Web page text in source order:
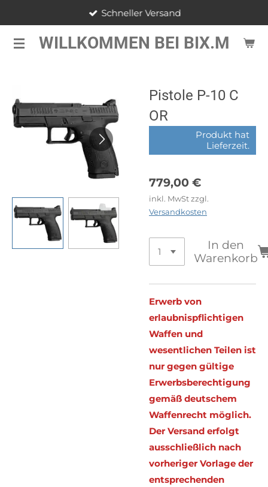
springenWILLKOMMEN BEI BIX.M
Schneller Versand
Pistole P-10 C
OR
Produkt hat
Lieferzeit.
779,00 €
inkl. MwSt zzgl.
Versandkosten
In den
Warenkorb
Erwerb von
erlaubnispflichtigen
Waffen und
wesentlichen Teilen ist
nur gegen gültige
Erwerbsberechtigung
gemäß deutschem
Waffenrecht möglich.
Der Versand erfolgt
ausschließlich nach
vorheriger Vorlage der
entsprechenden